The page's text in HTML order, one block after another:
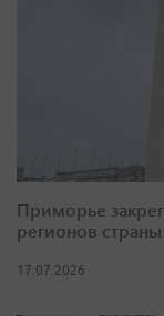
Приморье
регионов страны
17.07.2026